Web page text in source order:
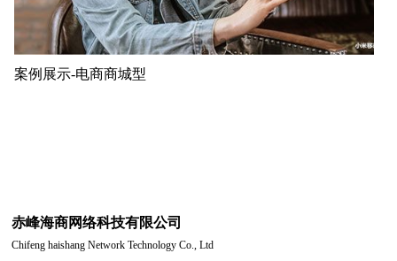
案例展示-电商商城型
赤峰海商网络科技有限公司
Chifeng haishang Network Technology Co., Ltd